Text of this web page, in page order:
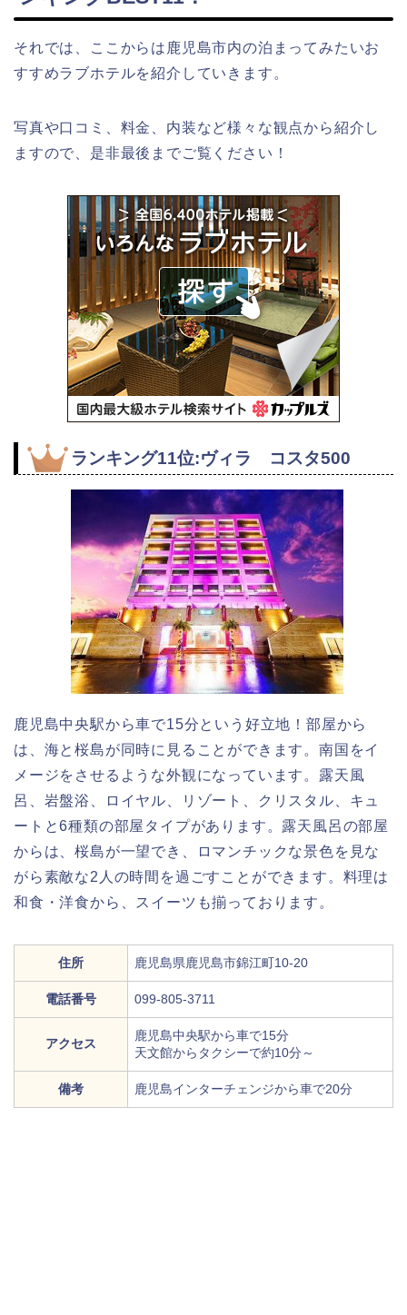
それでは、ここからは鹿児島市内の泊まってみたいお
すすめラブホテルを紹介していきます。
写真や口コミ、料金、内装など様々な観点から紹介し
ますので、是非最後までご覧ください！
ランキング11位:ヴィラ コスタ500
鹿児島中央駅から車で15分という好立地！部屋から
は、海と桜島が同時に見ることができます。南国をイ
メージをさせるような外観になっています。露天風
呂、岩盤浴、ロイヤル、リゾート、クリスタル、キュ
ートと6種類の部屋タイプがあります。露天風呂の部屋
からは、桜島が一望でき、ロマンチックな景色を見な
がら素敵な2人の時間を過ごすことができます。料理は
和食・洋食から、スイーツも揃っております。
住所 鹿児島県鹿児島市錦江町10-20
電話番号 099-805-3711
アクセス
鹿児島中央駅から車で15分
天文館からタクシーで約10分～
備考 鹿児島インターチェンジから車で20分